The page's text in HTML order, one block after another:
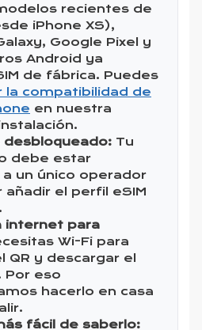
recientes de
iPhone XS),
Google Pixel y
Android ya
de fábrica. Puedes
la compatibilidad de
en nuestra
desbloqueado: Tu
debe estar
a un único operador
añadir el perfil eSIM
internet para
Wi-Fi para
QR y descargar el
Por eso
hacerlo en casa
fácil de saberlo: